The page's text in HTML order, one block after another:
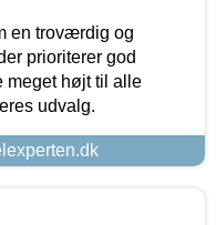
en troværdig og
prioriterer god
meget højt til alle
udvalg.